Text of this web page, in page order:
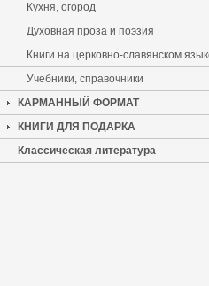
Кухня, огород
Духовная проза и поэзия
Книги на церковно-славянском
Учебники, справочники
КАРМАННЫЙ ФОРМАТ
КНИГИ ДЛЯ ПОДАРКА
Классическая литература